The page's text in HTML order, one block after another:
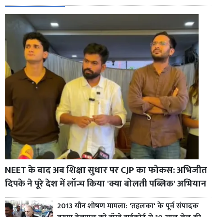
NEET के बाद अब शिक्षा सुधार पर CJP का फोकस: अभिजीत
दिपके ने पूरे देश में लॉन्च किया 'क्या बोलती पब्लिक' अभियान
2013 यौन शोषण मामला: 'तहलका' के पूर्व संपादक